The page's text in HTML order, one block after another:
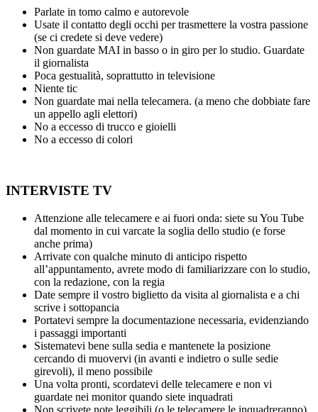
Parlate in tomo calmo e autorevole
Usate il contatto degli occhi per trasmettere la vostra passione
(se ci credete si deve vedere)
Non guardate MAI in basso o in giro per lo studio. Guardate
il giornalista
Poca gestualità, soprattutto in televisione
Niente tic
Non guardate mai nella telecamera. (a meno che dobbiate fare
un appello agli elettori)
No a eccesso di trucco e gioielli
No a eccesso di colori
INTERVISTE TV
Attenzione alle telecamere e ai fuori onda: siete su You Tube
dal momento in cui varcate la soglia dello studio (e forse
anche prima)
Arrivate con qualche minuto di anticipo rispetto
all’appuntamento, avrete modo di familiarizzare con lo studio,
con la redazione, con la regia
Date sempre il vostro biglietto da visita al giornalista e a chi
scrive i sottopancia
Portatevi sempre la documentazione necessaria, evidenziando
i passaggi importanti
Sistematevi bene sulla sedia e mantenete la posizione
cercando di muovervi (in avanti e indietro o sulle sedie
girevoli), il meno possibile
Una volta pronti, scordatevi delle telecamere e non vi
guardate nei monitor quando siete inquadrati
Non scrivete note leggibili (o le telecamere le inquadreranno)